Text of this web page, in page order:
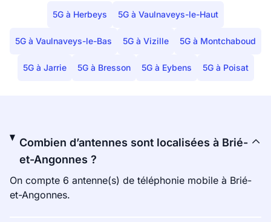
5G à Herbeys 5G à Vaulnaveys-le-Haut
5G à Vaulnaveys-le-Bas 5G à Vizille 5G à Montchaboud
5G à Jarrie 5G à Bresson 5G à Eybens 5G à Poisat
Combien d’antennes sont localisées à Brié-
et-Angonnes ?
On compte 6 antenne(s) de téléphonie mobile à Brié-
et-Angonnes.